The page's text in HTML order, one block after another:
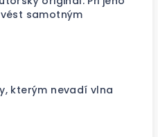
samotným
kterým nevadí vlna